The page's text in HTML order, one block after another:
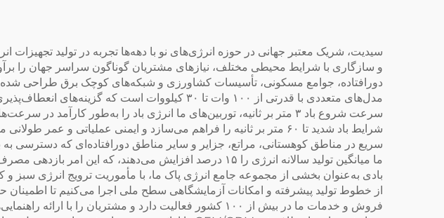
سیدیت، شریک معتبر جهانی در حوزه انرژی‌های نو با دهه‌ها تجربه در تولید تجهیزات
و سازگاری با شرایط محیطی مختلف، نیازهای مشتریان گوناگون سراسر جهان را
دورافتاده، جوامع مسکونی، تأسیسات کشاورزی و شبکه‌های کوچک برق طراحی
مدل‌های متعددی با قدرتی از ۱۰۰ وات تا ۳۰
سرعت شروع باد ۳ متر بر ثانیه، توربین‌های ما انرژی باد را به‌طور
شرایط باد شدید تا ۶۰ متر بر ثانیه را فراهم می‌سازد و ایمنی
سریع در مناطق کوهستانی، مراتع، جزایر و سایر مناطق دورافتاده‌ای که دسترسی
ما میانگین تولید سالانه انرژی را ۱۵ درصد افزایش
بادی به‌عنوان بخشی از مجموعه جامع انرژی پاک ما، با مأموریت ترویج انرژی
از خطوط تولید پیشرفته و امکانات آزمایشگاهی سطح ملی اجرا می‌کنیم تا
فروش و خدمات ما در بیش از ۱۰۰ کشور فعالیت دارد و